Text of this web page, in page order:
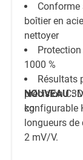
Conforme
boîtier en
nettoyer
Protection
1000 %
Résultats
précision
kg
NOUVEAU :
configurable
longueurs de
2 mV/V.